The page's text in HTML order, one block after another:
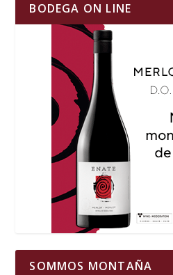
BODEGA ON LINE
SOMMOS MONTAÑA